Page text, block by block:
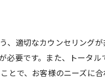
適切なカウンセリング
要です。また、トータ
とで、お客様のニーズに